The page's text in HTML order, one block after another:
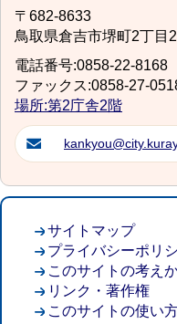
〒682-8633
鳥取県倉吉市堺町2丁目
電話番号:0858-22-8168
ファックス:0858-27-
場所:第2庁舎2階
サイトマップ
プライバシーポリ
このサイトの考え
リンク・著作権
このサイトの使い